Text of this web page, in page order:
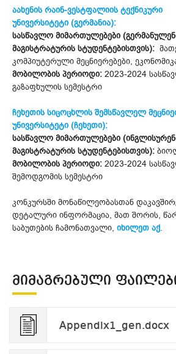
აახენის რაინ-ვესტფალიის ტექნიკური
უნივერსიტეტი (გერმანია):
სასწავლო მიმართულებები
მაგისტრატურის სტუდენტებისთვის):
კომპიუტერული მეცნიერებები,
მობილობის პერიოდი: 2023-2024
გაზაფხულის სემესტრი
ჩეხეთის სიცოცხლის შემსწავლელ
უნივერსიტეტი (ჩეხეთი):
სასწავლო მიმართულებები
მაგისტრატურის სტუდენტებისთვის):
მობილობის პერიოდი: 2023-2024
შემოდგომის სემესტრი
კონკურსში მონაწილეობასთან
დეტალური ინფორმაცია, მათ შორის,
საბუთების ჩამონათვალი, იხილეთ აქ.
ᲛᲘᲛᲐᲒᲠᲔᲑᲣᲚᲘ
Appendix1_gen.docx